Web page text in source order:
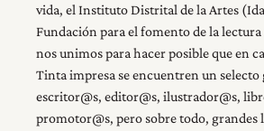
INICIO
RESEÑAS
vida, el Instituto Distrital de la Artes
Fundación para el fomento de la
nos unimos para hacer posible que en
Tinta impresa se encuentren un selecto
escritor@s, editor@s, ilustrador@s,
promotor@s, pero sobre todo, grandes